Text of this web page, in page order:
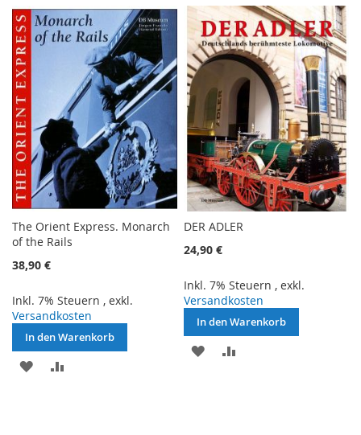
WUNSCHLISTE
HINZUFÜGEN
VERGLEICHSLISTE
HINZUFÜGEN
WUNSCHLISTE
HINZUFÜGEN
VERGLEICHSLISTE
HINZUFÜGEN
The Orient Express. Monarch
of the Rails
38,90 €
Inkl. 7% Steuern , exkl.
Versandkosten
In den Warenkorb
ZUR
​DER ADLER
24,90 €
Inkl. 7% Steuern ,exkl.
Versandkosten
In den Warenkorb
ZUR